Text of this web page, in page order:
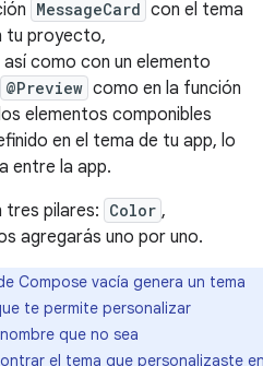
MessageCard con el tema
tu proyecto,
así como con un elemento
@Preview como en la función
elementos componibles
en el tema de tu app, lo
entre la app.
tres pilares: Color ,
agregarás uno por uno.
Compose vacía genera un tema
te permite personalizar
que no sea
el tema que personalizaste